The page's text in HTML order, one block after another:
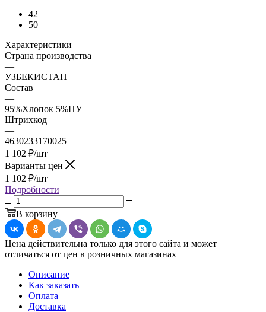
42
50
Характеристики
Страна производства
—
УЗБЕКИСТАН
Состав
—
95%Хлопок 5%ПУ
Штрихкод
—
4630233170025
1 102 ₽/шт
Варианты цен
1 102 ₽/шт
Подробности
В корзину
Цена действительна только для этого сайта и может
отличаться от цен в розничных магазинах
Описание
Как заказать
Оплата
Доставка